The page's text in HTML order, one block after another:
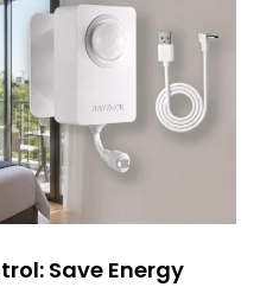
Save Energy